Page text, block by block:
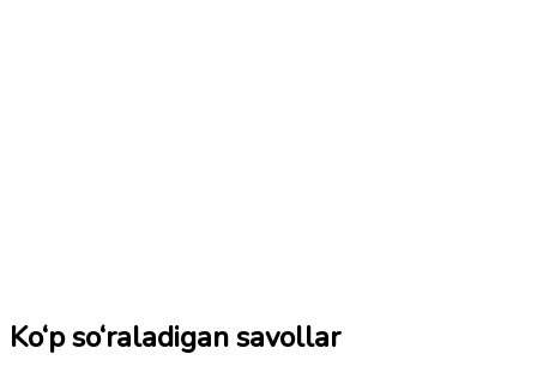
Ko‘p so‘raladigan savollar